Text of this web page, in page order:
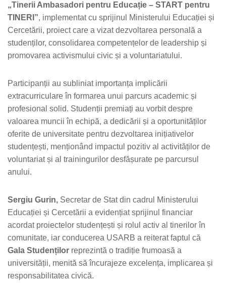
„Tinerii Ambasadori pentru Educație – START pentru
TINERI”, implementat cu sprijinul Ministerului Educației și
Cercetării, proiect care a vizat dezvoltarea personală a
studenților, consolidarea competențelor de leadership și
promovarea activismului civic și a voluntariatului.
Participanții au subliniat importanța implicării
extracurriculare în formarea unui parcurs academic și
profesional solid. Studenții premiați au vorbit despre
valoarea muncii în echipă, a dedicării și a oportunităților
oferite de universitate pentru dezvoltarea inițiativelor
studențești, menționând impactul pozitiv al activităților de
voluntariat și al trainingurilor desfășurate pe parcursul
anului.
Sergiu Gurin, Secretar de Stat din cadrul Ministerului
Educației și Cercetării a evidențiat sprijinul financiar
acordat proiectelor studențești și rolul activ al tinerilor în
comunitate, iar conducerea USARB a reiterat faptul că
Gala Studenților reprezintă o tradiție frumoasă a
universității, menită să încurajeze excelența, implicarea și
responsabilitatea civică.